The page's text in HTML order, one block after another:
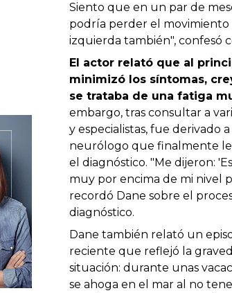
Siento que en un par de
podría perder el movimiento
izquierda también", confesó
El actor relató que al
minimizó los síntomas,
se trataba de una fatiga
embargo, tras consultar a
y especialistas, fue derivado
neurólogo que finalmente
el diagnóstico. "Me dijeron:
muy por encima de mi nivel
recordó Dane sobre el
diagnóstico.
Dane también relató un
reciente que reflejó la
situación: durante unas
se ahoga en el mar al no